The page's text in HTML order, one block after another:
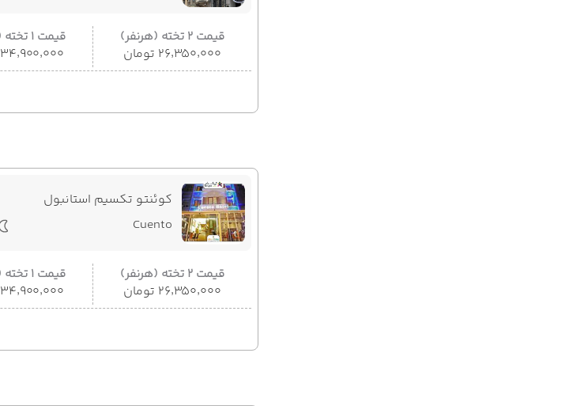
قیمت 2 تخته (هرنفر)
۲۶٬۳۵۰٬۰۰۰ تومان
قیمت 1 تخته (هرنفر)
۳۴٬۹۰۰٬۰۰۰ تومان
کوئنتو تکسیم استانبول
Cuento
قیمت 2 تخته (هرنفر)
۲۶٬۳۵۰٬۰۰۰ تومان
قیمت 1 تخته (هرنفر)
۳۴٬۹۰۰٬۰۰۰ تومان